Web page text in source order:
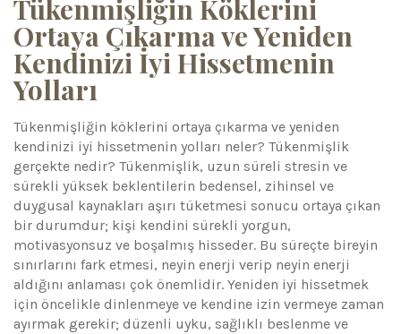
Tükenmişliğin Köklerini
Ortaya Çıkarma ve Yeniden
Kendinizi İyi Hissetmenin
Yolları
Tükenmişliğin köklerini ortaya çıkarma ve yeniden
kendinizi iyi hissetmenin yolları neler? Tükenmişlik
gerçekte nedir? Tükenmişlik, uzun süreli stresin ve
sürekli yüksek beklentilerin bedensel, zihinsel ve
duygusal kaynakları aşırı tüketmesi sonucu ortaya çıkan
bir durumdur; kişi kendini sürekli yorgun,
motivasyonsuz ve boşalmış hisseder. Bu süreçte bireyin
sınırlarını fark etmesi, neyin enerji verip neyin enerji
aldığını anlaması çok önemlidir. Yeniden iyi hissetmek
için öncelikle dinlenmeye ve kendine izin vermeye zaman
ayırmak gerekir; düzenli uyku, sağlıklı beslenme ve